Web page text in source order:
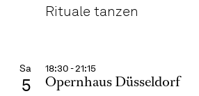
Rituale tanzen
Sa
5
18:30 - 21:15
Opernhaus Düsseldorf